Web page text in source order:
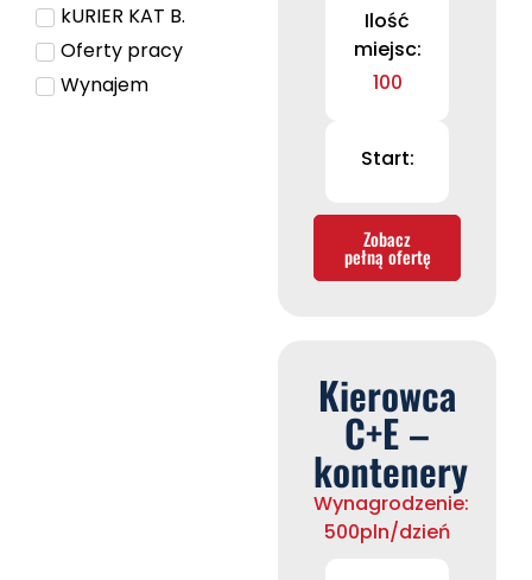
kURIER KAT B.
Oferty pracy
Wynajem
Ilość
miejsc:
100
Start:
Zobacz
pełną ofertę
Kierowca
C+E –
kontenery
Wynagrodzenie:
500pln/dzień